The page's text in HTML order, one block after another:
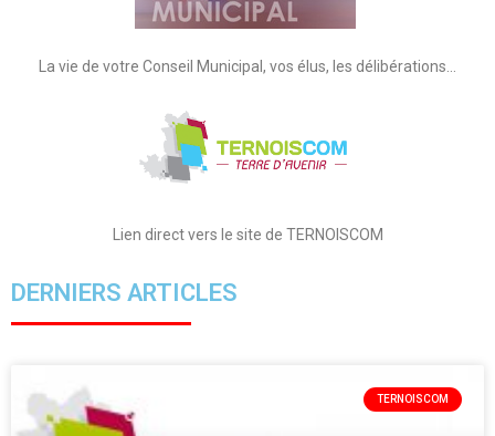
La vie de votre Conseil Municipal, vos élus, les délibérations…
Lien direct vers le site de TERNOISCOM
DERNIERS ARTICLES
TERNOISCOM